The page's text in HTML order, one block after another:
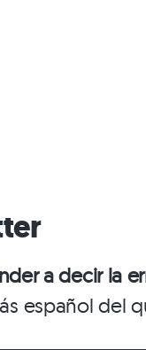
a decir la
español del